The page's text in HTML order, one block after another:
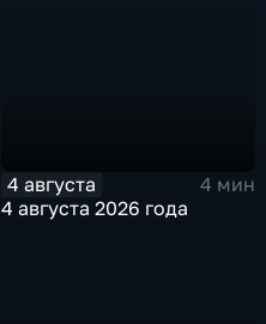
4 августа
4 мин
4 августа 2026 года